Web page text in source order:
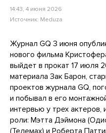
14:43, 4 июня 2026
Источник: Meduza
Журнал GQ 3 июня
нового фильма
выйдет в прокат 17 июля
материала Зак Барон,
проектов журнала GQ,
и побывал в его
интервью у трех актеров,
роли: Мэтта Дэймона